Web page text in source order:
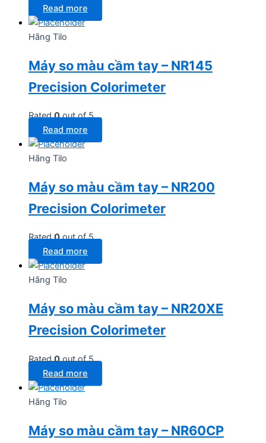
Read more
Hãng Tilo
Máy so màu cầm tay – NR145
Precision Colorimeter
Rated0out of 5
Read more
Hãng Tilo
Máy so màu cầm tay – NR200
Precision Colorimeter
Rated0out of 5
Read more
Hãng Tilo
Máy so màu cầm tay – NR20XE
Precision Colorimeter
Rated0out of 5
Read more
Hãng Tilo
Máy so màu cầm tay – NR60CP